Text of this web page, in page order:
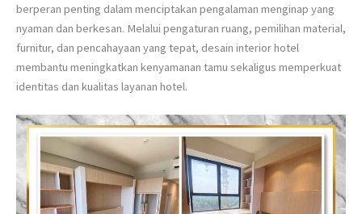
berperan penting dalam menciptakan pengalaman menginap yang
nyaman dan berkesan. Melalui pengaturan ruang, pemilihan material,
furnitur, dan pencahayaan yang tepat, desain interior hotel
membantu meningkatkan kenyamanan tamu sekaligus memperkuat
identitas dan kualitas layanan hotel.